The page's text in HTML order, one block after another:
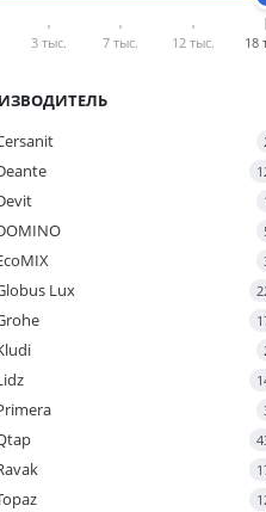
3 тыс. 7 тыс. 12 тыс. 18
Lux